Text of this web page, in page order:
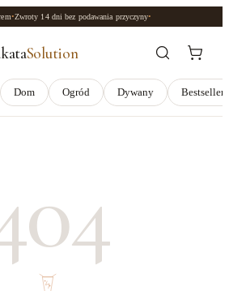
•Zwroty 14 dni bez podawania przyczyny•
Solution
Dom Ogród Dywany Bestsellery